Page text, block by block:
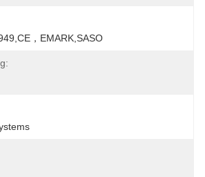
，EMARK,SASO